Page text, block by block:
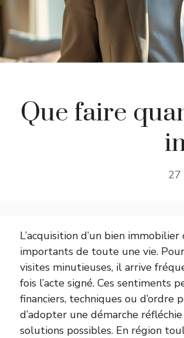
Que faire
27
L’acquisition d’un bien
importants de toute une vie.
visites minutieuses, il arrive
fois l’acte signé. Ces sentiments
financiers, techniques ou
d’adopter une démarche
solutions possibles. En région